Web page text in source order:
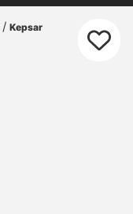
Kepsar